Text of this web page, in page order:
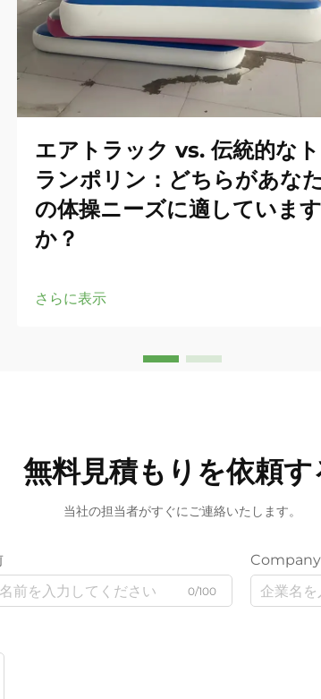
エアトラック vs. 伝統的なト
ランポリン：どちらがあなた
の体操ニーズに適しています
か？
さらに表示
無料見積もりを依頼す
当社の担当者がすぐにご連絡いたします。
0/100